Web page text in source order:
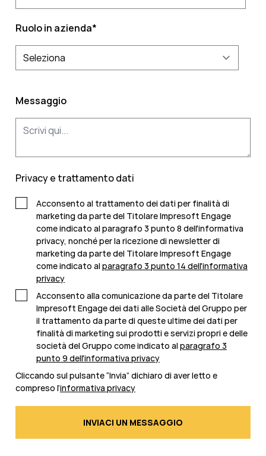
Ruolo in azienda*
Messaggio
Privacy e trattamento dati
Acconsento al trattamento dei dati per finalità di
marketing da parte del Titolare Impresoft Engage
come indicato al paragrafo 3 punto 8 dell'informativa
privacy, nonché per la ricezione di newsletter di
marketing da parte del Titolare Impresoft Engage
come indicato al paragrafo 3 punto 14 dell'informativa
privacy
Acconsento alla comunicazione da parte del Titolare
Impresoft Engage dei dati alle Società del Gruppo per
il trattamento da parte di queste ultime dei dati per
finalità di marketing sui prodotti e servizi propri e delle
società del Gruppo come indicato al paragrafo 3
punto 9 dell'informativa privacy
Cliccando sul pulsante “Invia” dichiaro di aver letto e
compreso l’informativa privacy